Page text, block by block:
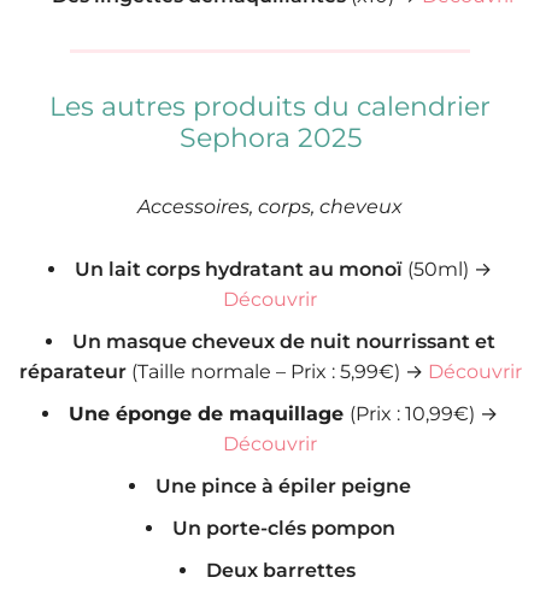
Les autres produits du calendrier
Sephora 2025
Accessoires, corps, cheveux
Un lait corps hydratant au monoï (50ml) →
Découvrir
Un masque cheveux de nuit nourrissant et
réparateur (Taille normale – Prix : 5,99€) → Découvrir
Une éponge de maquillage (Prix : 10,99€) →
Découvrir
Une pince à épiler peigne
Un porte-clés pompon
Deux barrettes